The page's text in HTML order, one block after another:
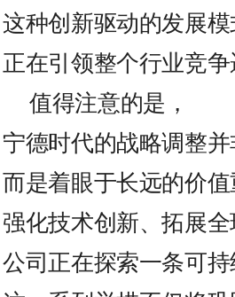
这种创新驱动的发展
正在引领整个行业竞
值得注意的是，
宁德时代的战略调整
而是着眼于长远的价
强化技术创新、拓展
公司正在探索一条可